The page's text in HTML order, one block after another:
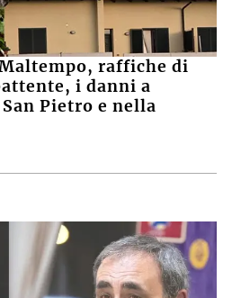
Maltempo, raffiche di
i danni a
Pietro e nella